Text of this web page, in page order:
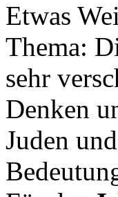
Etwas
Thema:
sehr
Denken
Juden